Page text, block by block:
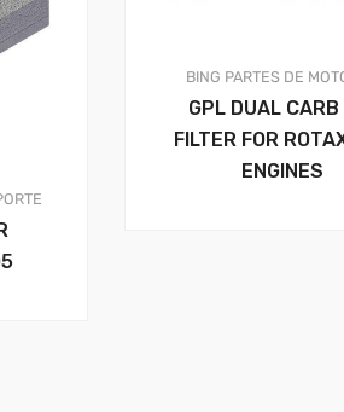
BING PARTES DE
GPL DUAL CARB
FILTER FOR
ENGINES